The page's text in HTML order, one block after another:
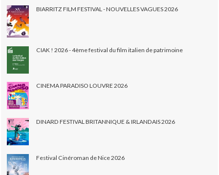
BIARRITZ FILM FESTIVAL - NOUVELLES VAGUES 2026
CIAK ! 2026 - 4ème festival du film italien de patrimoine
CINEMA PARADISO LOUVRE 2026
DINARD FESTIVAL BRITANNIQUE & IRLANDAIS 2026
Festival Cinéroman de Nice 2026